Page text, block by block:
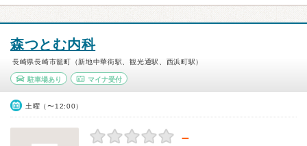
森つとむ内科
長崎県長崎市籠町（新地中華街駅、観光通駅、西浜町駅）
駐車場あり マイナ受付
土曜（〜12:00）
－